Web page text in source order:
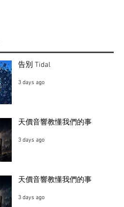
告別 Tidal
3 days ago
天價音響教懂我們的事
3 days ago
天價音響教懂我們的事
3 days ago